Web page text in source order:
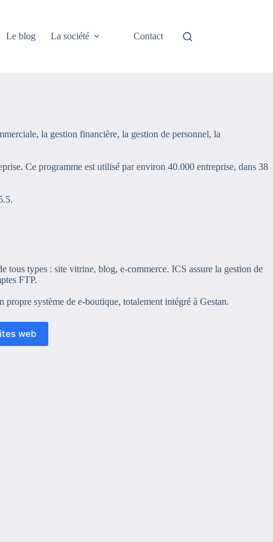
Le blog La société Contact
la gestion financière, la gestion de personnel, la
Ce programme est utilisé par environ 40.000 entreprise, dans 38
tous types : site vitrine, blog, e-commerce. ICS assure la gestion de
FTP.
propre système de e-boutique, totalement intégré à Gestan.
web